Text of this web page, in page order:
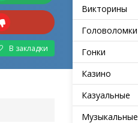
Викторины
Головоломки
Гонки
Казино
Казуальные
Музыкальные
В закладки